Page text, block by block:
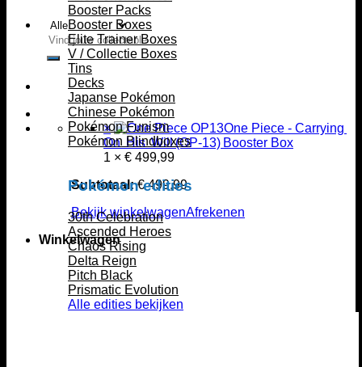
Zoeken
naar:
×
One Piece - Carrying
On His Will (OP‑13) Booster Box
1 × € 499,99
Subtotaal: €499,99
Bekijk winkelwagenAfrekenen
Winkelwagen
Booster Packs
Booster Boxes
Elite Trainer Boxes
V / Collectie Boxes
Tins
Decks
Japanse Pokémon
Chinese Pokémon
Pokémon Funism
Pokémon Blindboxes
Pokémon edities
30th Celebration
Ascended Heroes
Chaos Rising
Delta Reign
Pitch Black
Prismatic Evolution
Alle edities bekijken